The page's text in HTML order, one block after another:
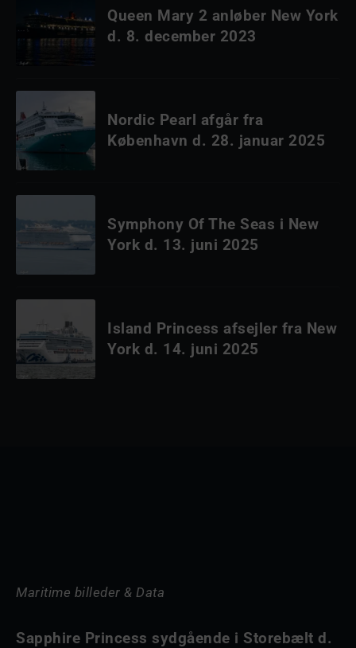
Queen Mary 2 anløber New York
d. 8. december 2023
Nordic Pearl afgår fra
København d. 28. januar 2025
Symphony Of The Seas i New
York d. 13. juni 2025
Island Princess afsejler fra New
York d. 14. juni 2025
Maritime billeder & Data
Sapphire Princess sydgående i Storebælt d.